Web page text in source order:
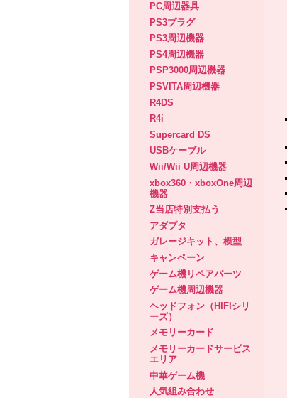
PC周辺器具
PS3プラグ
PS3周辺機器
PS4周辺機器
PSP3000周辺機器
PSVITA周辺機器
R4DS
R4i
Supercard DS
USBケーブル
Wii/Wii U周辺機器
xbox360・xboxOne周辺
機器
Z当店特別支払う
アダプタ
ガレージキット、模型
キャンペーン
ゲーム機リペアパーツ
ゲーム機周辺機器
ヘッドフォン（HIFIシリ
ーズ）
メモリーカード
メモリーカードサービス
エリア
中華ゲーム機
人気組み合わせ